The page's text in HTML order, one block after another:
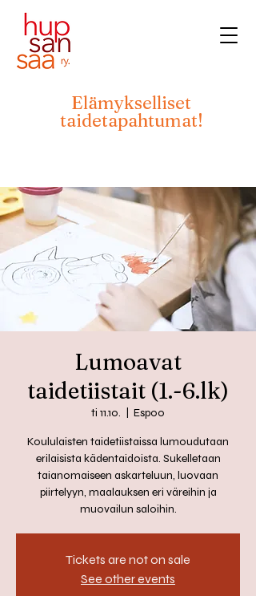
Elämykselliset
taidetapahtumat!
Lumoavat
taidetiistait (1.-6.lk)
ti 11.10. Espoo
Koululaisten taidetiistaissa lumoudutaan
erilaisista kädentaidoista. Sukelletaan
taianomaiseen askarteluun, luovaan
piirtelyyn, maalauksen eri väreihin ja
muovailun saloihin.
Tickets are not on sale
See other events